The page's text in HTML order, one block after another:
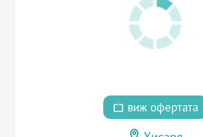
виж офертата